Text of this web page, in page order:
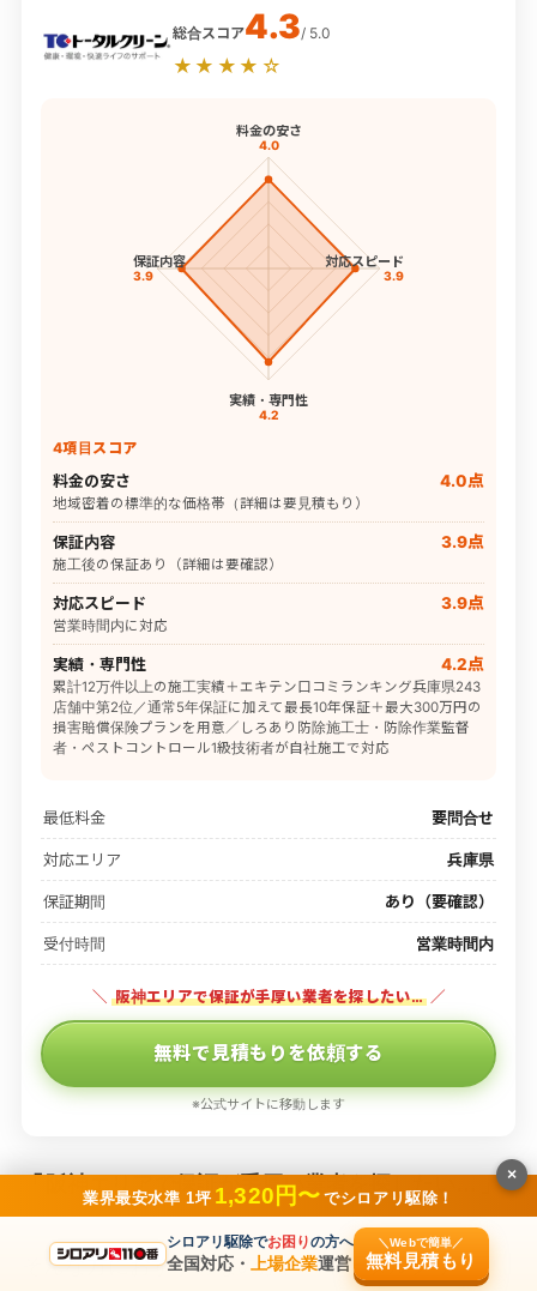
総合スコア4.3/ 5.0
★★★★☆
料金の安さ
4.0
対応スピード
3.9
実績・専門性
4.2
保証内容
3.9
4項目スコア
料金の安さ 4.0点
地域密着の標準的な価格帯（詳細は要見積もり）
保証内容 3.9点
施工後の保証あり（詳細は要確認）
対応スピード 3.9点
営業時間内に対応
実績・専門性 4.2点
累計12万件以上の施工実績＋エキテン口コミランキング兵庫県243
店舗中第2位／通常5年保証に加えて最長10年保証＋最大300万円の
損害賠償保険プランを用意／しろあり防除施工士・防除作業監督
者・ペストコントロール1級技術者が自社施工で対応
最低料金 要問合せ
対応エリア 兵庫県
保証期間 あり（要確認）
受付時間 営業時間内
＼ 阪神エリアで保証が手厚い業者を探したい… ／
無料で見積もりを依頼する
※公式サイトに移動します
阪神エリアで保証が手厚い業者を探したい… 」
そんな方におすすめなのが、「トータルクリー
業界最安水準 1坪 1,320円〜 でシロアリ駆除！
シロアリ駆除でお困りの方へ
全国対応・ 上場企業運営
＼Webで簡単／
無料見積もり
×